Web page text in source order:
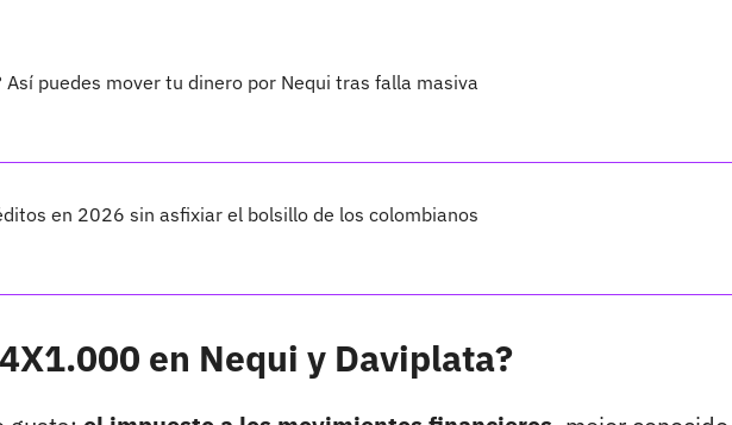
Así puedes mover tu dinero por Nequi tras falla masiva
en 2026 sin asfixiar el bolsillo de los colombianos
en Nequi y Daviplata?